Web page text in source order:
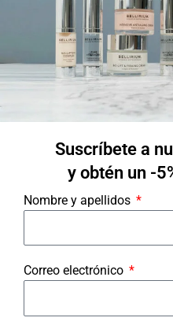
Recordarme
¿Olvidaste tu contraseña?
Suscríbete a
y obtén un -
Nombre y apellidos
Correo electrónico